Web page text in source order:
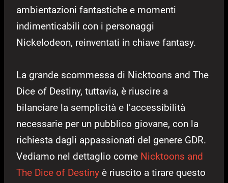
ambientazioni fantastiche e momenti
indimenticabili con i personaggi
Nickelodeon, reinventati in chiave fantasy.
La grande scommessa di Nicktoons and The
Dice of Destiny, tuttavia, è riuscire a
bilanciare la semplicità e l’accessibilità
necessarie per un pubblico giovane, con la
richiesta dagli appassionati del genere GDR.
Vediamo nel dettaglio come Nicktoons and
The Dice of Destiny è riuscito a tirare questo